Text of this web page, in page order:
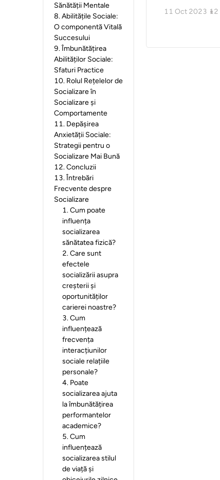
Sănătății Mentale
8.Abilitățile Sociale:
O componentă Vitală
Succesului
9.Îmbunătățirea
Abilităților Sociale:
Sfaturi Practice
10. Rolul Rețelelor de
Socializare în
Socializare și
Comportamente
11. Depășirea
Anxietății Sociale:
Strategii pentru o
Socializare Mai Bună
12.Concluzii
13.Întrebări
Frecvente despre
Socializare
1.Cum poate
influența
socializarea
sănătatea fizică?
2.Care sunt
efectele
socializării asupra
creșterii și
oportunităților
carierei noastre?
3.Cum
influențează
frecvența
interacțiunilor
sociale relațiile
personale?
4. Poate
socializarea ajuta
la îmbunătățirea
performantelor
academice?
5.Cum
influențează
socializarea stilul
de viață și
11 Oct 2023 12